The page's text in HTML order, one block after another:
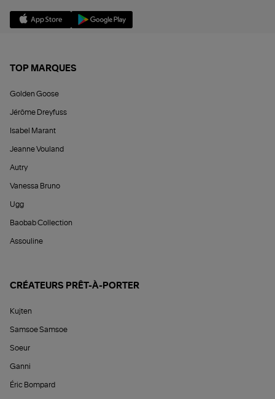
TOP MARQUES
Golden Goose
Jérôme Dreyfuss
Isabel Marant
Jeanne Vouland
Autry
Vanessa Bruno
Ugg
Baobab Collection
Assouline
CRÉATEURS PRÊT-À-PORTER
Kujten
Samsoe Samsoe
Soeur
Ganni
Éric Bompard